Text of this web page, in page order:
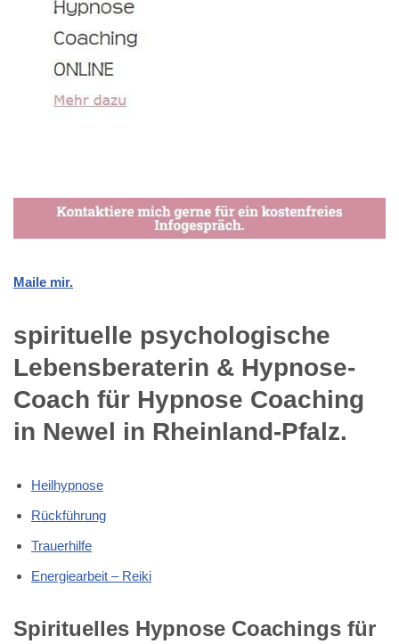
Maile mir.
spirituelle psychologische
Lebensberaterin & Hypnose-
Coach für Hypnose Coaching
in Newel in Rheinland-Pfalz.
Heilhypnose
Rückführung
Trauerhilfe
Energiearbeit – Reiki
Spirituelles Hypnose Coachings für